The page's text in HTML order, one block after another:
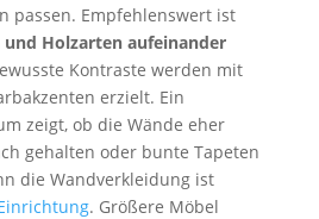
passen. Empfehlenswert ist
und Holzarten aufeinander
Kontraste werden mit
erzielt. Ein
zeigt, ob die Wände eher
gehalten oder bunte Tapeten
die Wandverkleidung ist
. Größere Möbel